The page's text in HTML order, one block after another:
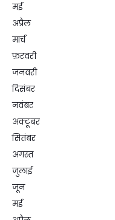
मई
अप्रैल
मार्च
फ़रवरी
जनवरी
दिसंबर
नवंबर
अक्टूबर
सितंबर
अगस्त
जुलाई
जून
मई